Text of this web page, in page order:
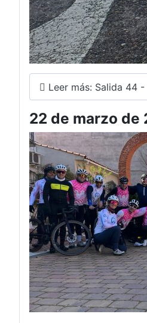
Leer más: Salida 44
22 de marzo